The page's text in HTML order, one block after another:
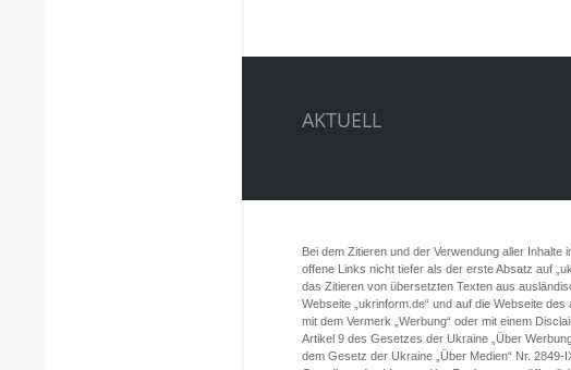
AKTUELL
Bei dem Zitieren und der Verwendung aller
offene Links nicht tiefer als der erste Absatz auf
das Zitieren von übersetzten Texten aus
Webseite „ukrinform.de“ und auf die Webseite
mit dem Vermerk „Werbung“ oder mit einem
Artikel 9 des Gesetzes der Ukraine „Über
dem Gesetz der Ukraine „Über Medien“ Nr.